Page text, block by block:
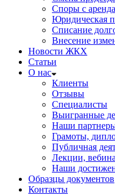
Споры с
Юридическая
Списание
Внесение
Новости ЖКХ
Статьи
О нас
Клиенты
Отзывы
Специалисты
Выигранные
Наши
Грамоты,
Публичная
Лекции,
Наши
Образцы документов
Контакты